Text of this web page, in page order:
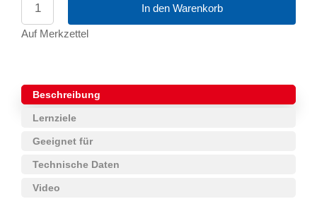
In den Warenkorb
Auf Merkzettel
Beschreibung
Lernziele
Geeignet für
Technische Daten
Video